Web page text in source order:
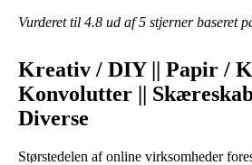
Vurderet til 4.8 ud af 5 stjerner baseret
Kreativ / DIY || Papir /
Konvolutter ||
Diverse
Størstedelen af online virksomheder